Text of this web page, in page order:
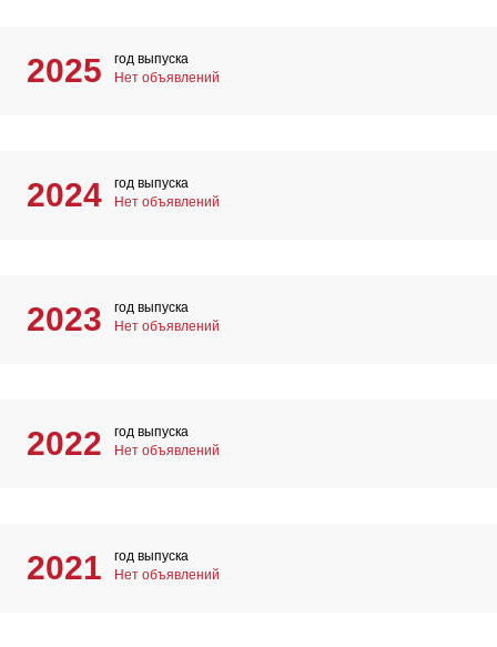
2025
год выпуска
Нет объявлений
2024
год выпуска
Нет объявлений
2023
год выпуска
Нет объявлений
2022
год выпуска
Нет объявлений
2021
год выпуска
Нет объявлений